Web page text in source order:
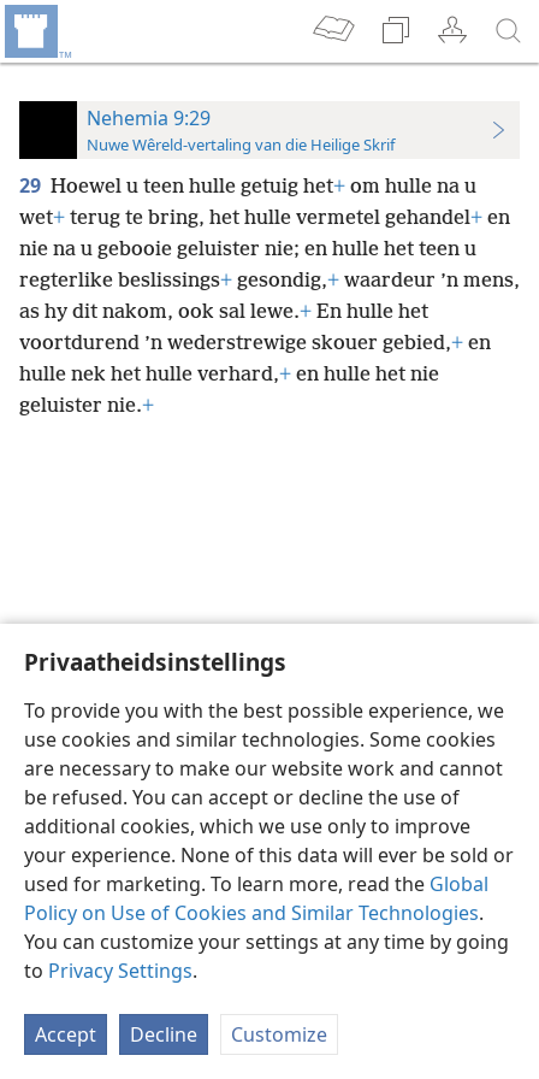
Privaatheidsinstellings
To provide you with the best possible experience, we
use cookies and similar technologies. Some cookies
are necessary to make our website work and cannot
be refused. You can accept or decline the use of
additional cookies, which we use only to improve
your experience. None of this data will ever be sold or
used for marketing. To learn more, read the Global
Policy on Use of Cookies and Similar Technologies.
You can customize your settings at any time by going
to Privacy Settings.
Accept Decline Customize
Nehemia 9:29
Nuwe Wêreld-vertaling van die Heilige Skrif
29 Hoewel u teen hulle getuig het+ om hulle na u
wet+ terug te bring, het hulle vermetel gehandel+ en
nie na u gebooie geluister nie; en hulle het teen u
regterlike beslissings+ gesondig,+ waardeur ’n mens,
as hy dit nakom, ook sal lewe.+ En hulle het
voortdurend ’n wederstrewige skouer gebied,+ en
hulle nek het hulle verhard,+ en hulle het nie
geluister nie.+
Afrikaans Voorkeure
Copyright© 2026 Watch Tower Bible and Tract Society of Pennsylvania
Privaatheidsbeleid
JW.ORG
Meld aan